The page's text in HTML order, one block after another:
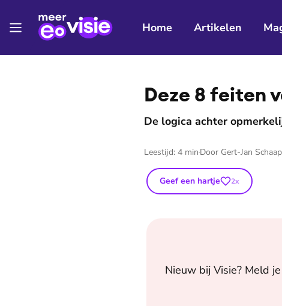
Home Artikelen
Deze 8 feiten
De logica achter
Leestijd: 4 min Door Gert-Jan Schaap
Geef een hartje 2x
Nieuw bij Visie? Meld